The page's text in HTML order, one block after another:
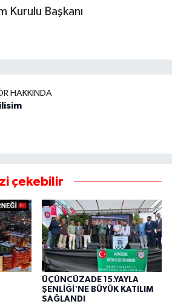
Kurulu Başkanı
HAKKINDA
çekebilir
ÜÇÜNCÜZADE 15.YAYLA
ŞENLİĞİ'NE BÜYÜK KATILIM
SAĞLANDI